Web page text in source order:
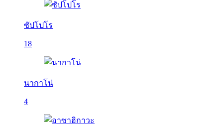
ซัปโปโร
18
นากาโน่
4